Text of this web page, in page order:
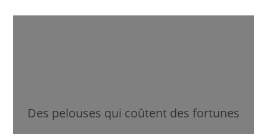
Des pelouses qui coûtent des fortunes